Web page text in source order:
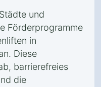
und
Förderprogramme
in
Diese
barrierefreies
die